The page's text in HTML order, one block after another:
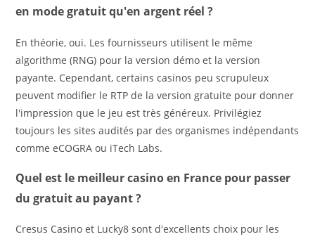
en mode gratuit qu'en argent réel ?
En théorie, oui. Les fournisseurs utilisent le même
algorithme (RNG) pour la version démo et la version
payante. Cependant, certains casinos peu scrupuleux
peuvent modifier le RTP de la version gratuite pour donner
l'impression que le jeu est très généreux. Privilégiez
toujours les sites audités par des organismes indépendants
comme eCOGRA ou iTech Labs.
Quel est le meilleur casino en France pour passer
du gratuit au payant ?
Cresus Casino et Lucky8 sont d'excellents choix pour les